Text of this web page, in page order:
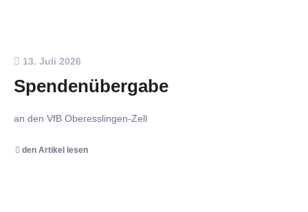
13. Juli 2026
Spendenübergabe
an den VfB Oberesslingen-Zell
den Artikel lesen